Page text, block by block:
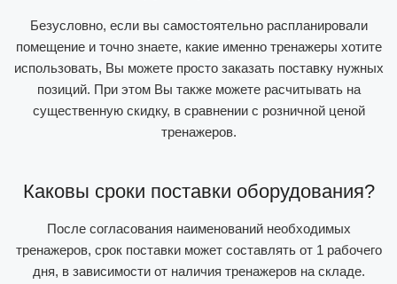
Безусловно, если вы самостоятельно распланировали
помещение и точно знаете, какие именно тренажеры хотите
использовать, Вы можете просто заказать поставку нужных
позиций. При этом Вы также можете расчитывать на
существенную скидку, в сравнении с розничной ценой
тренажеров.
Каковы сроки поставки оборудования?
После согласования наименований необходимых
тренажеров, срок поставки может составлять от 1 рабочего
дня, в зависимости от наличия тренажеров на складе.